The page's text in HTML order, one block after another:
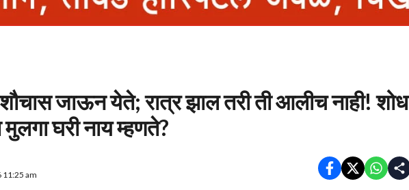
जाऊन येते; रात्र झाल तरी ती आलीच नाही! शोध
घरी नाय म्हणते?
11:25 am